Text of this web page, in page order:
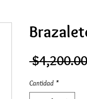
Cantidad *